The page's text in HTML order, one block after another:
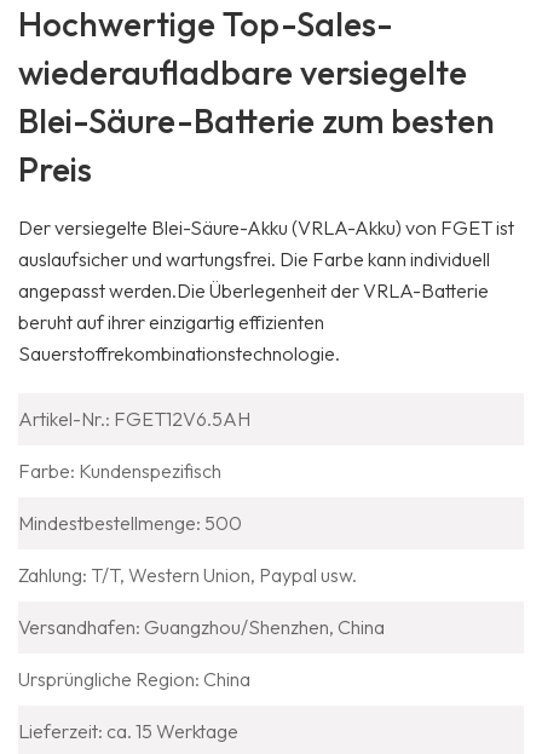
Hochwertige Top-Sales-
wiederaufladbare versiegelte
Blei-Säure-Batterie zum besten
Preis
Der versiegelte Blei-Säure-Akku (VRLA-Akku) von FGET ist
auslaufsicher und wartungsfrei. Die Farbe kann individuell
angepasst werden.Die Überlegenheit der VRLA-Batterie
beruht auf ihrer einzigartig effizienten
Sauerstoffrekombinationstechnologie.
Artikel-Nr.: FGET12V6.5AH
Farbe: Kundenspezifisch
Mindestbestellmenge: 500
Zahlung: T/T, Western Union, Paypal usw.
Versandhafen: Guangzhou/Shenzhen, China
Ursprüngliche Region: China
Lieferzeit: ca. 15 Werktage